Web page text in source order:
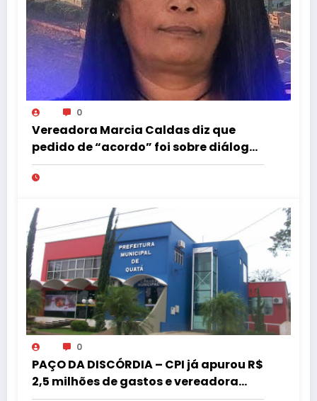
0
Vereadora Marcia Caldas diz que
pedido de “acordo” foi sobre diálogo
institucional
0
PAÇO DA DISCÓRDIA – CPI já apurou R$
2,5 milhões de gastos e vereadora